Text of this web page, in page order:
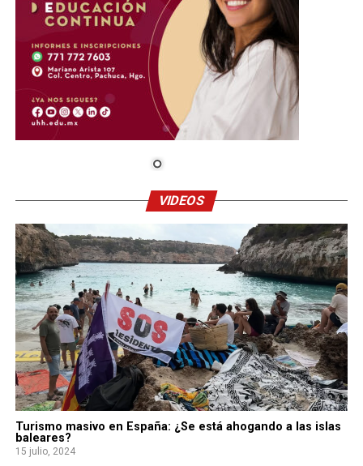
VIDEOS
Turismo masivo en España: ¿Se está ahogando a las islas
baleares?
15 julio, 2024